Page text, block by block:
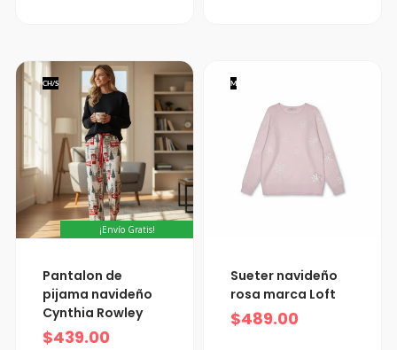
CH/S
¡Envío Gratis!
Pantalon de
pijama navideño
Cynthia Rowley
$439.00
M
Sueter navideño
rosa marca Loft
$489.00